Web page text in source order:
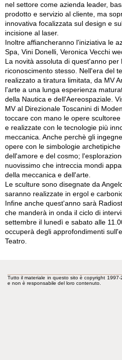
nel settore come azienda leader,
prodotto e servizio al cliente, ma
innovativa focalizzata sul design e
incisione al laser.
Inoltre affiancheranno l'iniziativa le
Spa, Vini Donelli, Veronica Vecchi
La novità assoluta di quest'anno per
riconoscimento stesso. Nell'era del
realizzato a tiratura limitata, da MV
l'arte a una lunga esperienza
della Nautica e dell'Aereospaziale.
MV al Direzionale Toscanini di
toccare con mano le opere
e realizzate con le tecnologie più
meccanica. Anche perchè gli
opere con le simbologie
dell'amore e del cosmo;
nuovissimo che intreccia mondi
della meccanica e dell'arte.
Le sculture sono disegnate da
saranno realizzate in ergol e
Infine anche quest'anno sarà
che manderà in onda il ciclo di
settembre il lunedì e sabato alle
occuperà degli approfondimenti
Teatro.
Tutto il materiale in questo sito è copyright
e non è responsabile del loro contenuto.